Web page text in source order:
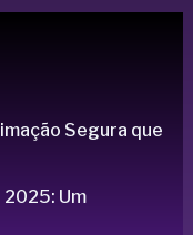
Segura que
2025: Um